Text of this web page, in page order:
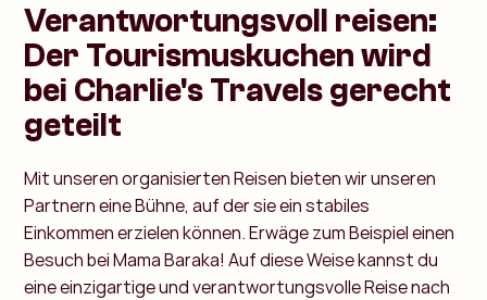
Verantwortungsvoll reisen:
Der Tourismuskuchen wird
bei Charlie's Travels gerecht
geteilt
Mit unseren organisierten Reisen bieten wir unseren
Partnern eine Bühne, auf der sie ein stabiles
Einkommen erzielen können. Erwäge zum Beispiel einen
Besuch bei Mama Baraka! Auf diese Weise kannst du
eine einzigartige und verantwortungsvolle Reise nach